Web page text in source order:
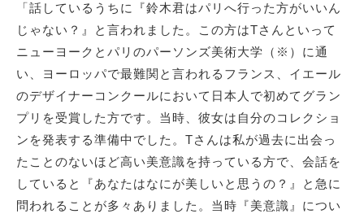
「話しているうちに『鈴木君はパリへ行った方がいいん
じゃない？』と言われました。この方はTさんといって
ニューヨークとパリのパーソンズ美術大学（※）に通
い、ヨーロッパで最難関と言われるフランス、イエール
のデザイナーコンクールにおいて日本人で初めてグラン
プリを受賞した方です。当時、彼女は自分のコレクショ
ンを発表する準備中でした。Tさんは私が過去に出会っ
たことのないほど高い美意識を持っている方で、会話を
していると『あなたはなにが美しいと思うの？』と急に
問われることが多々ありました。当時『美意識』につい